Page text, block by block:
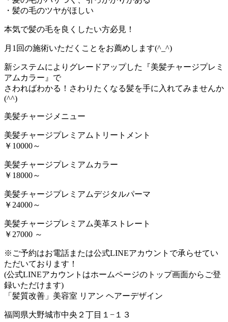
・髪の毛のツヤがほしい
本気で髪の毛を良くしたい方必見！
月1回の施術いただくことをお薦めします(^_^)
新システムによりグレードアップした『美髪チャージプレミ
アムカラー』で
さわればわかる！さわりたくなる髪を手に入れてみませんか
(^^)
美髪チャージメニュー
美髪チャージプレミアムトリートメント
￥10000～
美髪チャージプレミアムカラー
￥18000～
美髪チャージプレミアムデジタルパーマ
￥24000～
美髪チャージプレミアム美革ストレート
￥27000 ～
※ご予約はお電話または公式LINEアカウントで承らせてい
ただいております！
(公式LINEアカウントはホームページのトップ画面からご登
録いただけます)
「髪質改善」美容室 リアン ヘアーデザイン
福岡県大野城市中央２丁目１−１３